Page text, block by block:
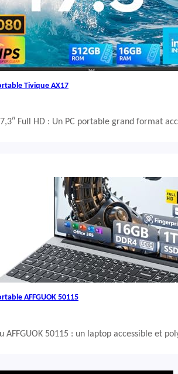
Tivique AX17
Full HD : Un PC portable grand format
AFFGUOK 50115
AFFGUOK 50115 : un laptop accessible